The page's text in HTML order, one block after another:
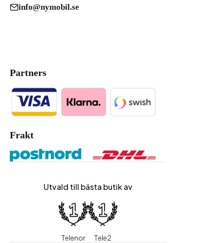
info@nymobil.se
Partners
Frakt
Utvald till bästa butik av
Telenor Tele2